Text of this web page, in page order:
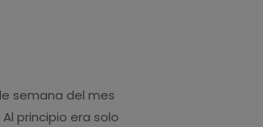
semana del mes
principio era solo